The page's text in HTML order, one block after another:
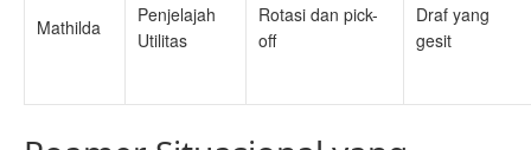
Mathilda
Penjelajah
Utilitas
Rotasi dan pick-
off
Draf yang
gesit